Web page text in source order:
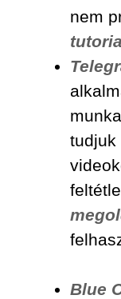
nem
tudjuk
Blue